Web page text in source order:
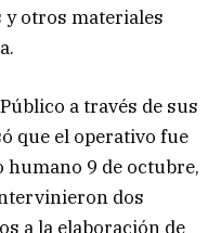
otros materiales
a través de sus
que el operativo fue
humano 9 de octubre,
dos
a la elaboración de